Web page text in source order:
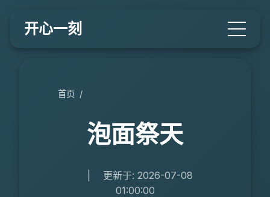
开心一刻
首页 /
泡面祭天
更新于: 2026-07-08
01:00:00